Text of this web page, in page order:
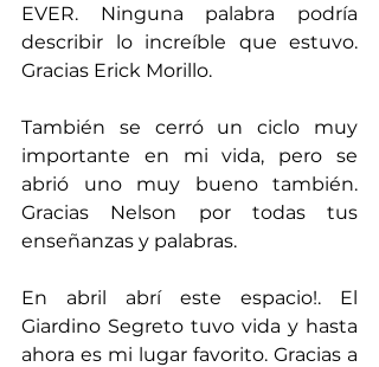
EVER. Ninguna palabra podría
describir lo increíble que estuvo.
Gracias Erick Morillo.
También se cerró un ciclo muy
importante en mi vida, pero se
abrió uno muy bueno también.
Gracias Nelson por todas tus
enseñanzas y palabras.
En abril abrí este espacio!. El
Giardino Segreto tuvo vida y hasta
ahora es mi lugar favorito. Gracias a